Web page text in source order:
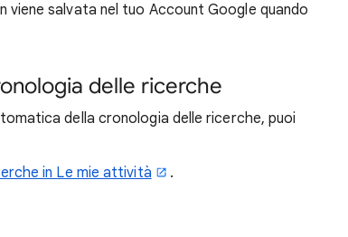
viene salvata nel tuo Account Google quando
delle ricerche
della cronologia delle ricerche, puoi
in Le mie attività
.